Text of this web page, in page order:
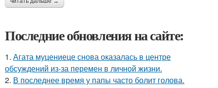
Последние обновления на сайте:
1. Агата муцениеце снова оказалась в центре
обсуждений из-за перемен в личной жизни.
2. В последнее время у папы часто болит голова.